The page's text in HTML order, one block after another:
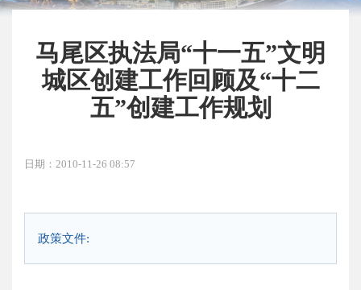
马尾区执法局“十一五”文明
城区创建工作回顾及“十二
五”创建工作规划
日期：2010-11-26 08:57
政策文件: